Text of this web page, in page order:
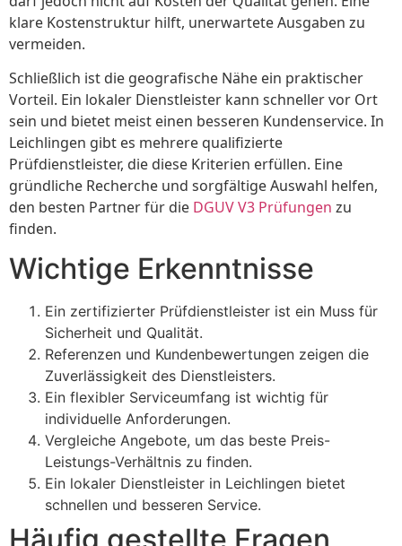
klare Kostenstruktur hilft, unerwartete Ausgaben zu
vermeiden.
Schließlich ist die geografische Nähe ein praktischer
Vorteil. Ein lokaler Dienstleister kann schneller vor Ort
sein und bietet meist einen besseren Kundenservice. In
Leichlingen gibt es mehrere qualifizierte
Prüfdienstleister, die diese Kriterien erfüllen. Eine
gründliche Recherche und sorgfältige Auswahl helfen,
den besten Partner für die DGUV V3 Prüfungen zu
finden.
Wichtige Erkenntnisse
Ein zertifizierter Prüfdienstleister ist ein Muss für
Sicherheit und Qualität.
Referenzen und Kundenbewertungen zeigen die
Zuverlässigkeit des Dienstleisters.
Ein flexibler Serviceumfang ist wichtig für
individuelle Anforderungen.
Vergleiche Angebote, um das beste Preis-
Leistungs-Verhältnis zu finden.
Ein lokaler Dienstleister in Leichlingen bietet
schnellen und besseren Service.